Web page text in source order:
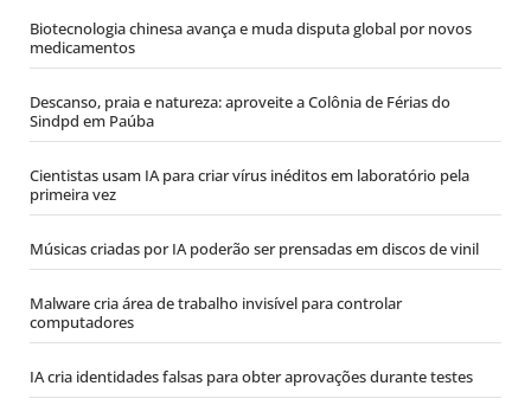
Biotecnologia chinesa avança e muda disputa global por novos
medicamentos
Descanso, praia e natureza: aproveite a Colônia de Férias do
Sindpd em Paúba
Cientistas usam IA para criar vírus inéditos em laboratório pela
primeira vez
Músicas criadas por IA poderão ser prensadas em discos de vinil
Malware cria área de trabalho invisível para controlar
computadores
IA cria identidades falsas para obter aprovações durante testes